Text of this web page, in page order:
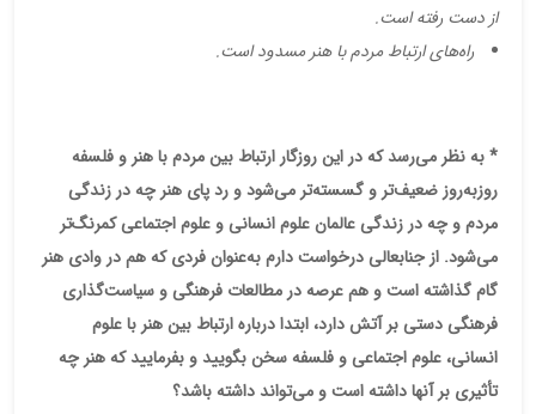
از دست رفته است.
راه‌های ارتباط مردم با هنر مسدود است.
* به نظر می‌رسد که در این روزگار ارتباط بین مردم با هنر و فلسفه
روزبه‌روز ضعیف‌تر و گسسته‌تر می‌شود و رد پای هنر چه در زندگی
مردم و چه در زندگی عالمان علوم انسانی و علوم اجتماعی کمرنگ‌تر
می‌شود. از جنابعالی درخواست دارم به‌عنوان فردی که هم در وادی هنر
گام گذاشته است و هم عرصه در مطالعات فرهنگی و سیاست‌گذاری
فرهنگی دستی بر آتش دارد، ابتدا درباره ارتباط بین هنر با علوم
انسانی، علوم اجتماعی و فلسفه سخن بگویید و بفرمایید که هنر چه
تأثیری بر آنها داشته است و می‌تواند داشته باشد؟